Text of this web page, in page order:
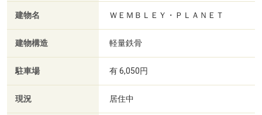
建物名 ＷＥＭＢＬＥＹ・ＰＬＡＮＥＴ
建物構造 軽量鉄骨
駐車場 有 6,050円
現況 居住中